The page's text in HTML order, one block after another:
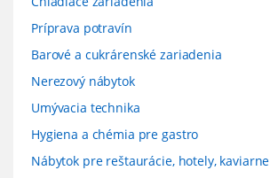
Príprava potravín
Barové a cukrárenské zariadenia
Nerezový nábytok
Umývacia technika
Hygiena a chémia pre gastro
Nábytok pre reštaurácie, hotely, kaviarne